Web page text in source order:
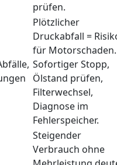
prüfen.
Plötzlicher
Druckabfall =
für Motorschaden.
Sofortiger Stopp,
Ölstand prüfen,
Filterwechsel,
Diagnose im
Fehlerspeicher.
Steigender
Verbrauch ohne